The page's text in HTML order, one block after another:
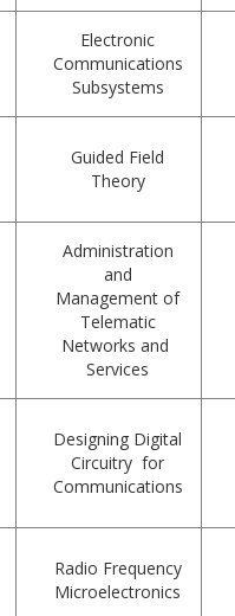
Electronic
Communications
Subsystems
Guided Field
Theory
Administration
and
Management of
Telematic
Networks and
Services
Designing Digital
Circuitry for
Communications
Radio Frequency
Microelectronics